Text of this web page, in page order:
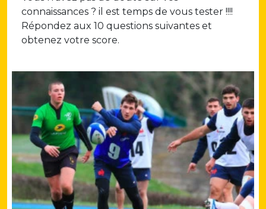
connaissances ? il est temps de vous tester !!!!
Répondez aux 10 questions suivantes et
obtenez votre score.